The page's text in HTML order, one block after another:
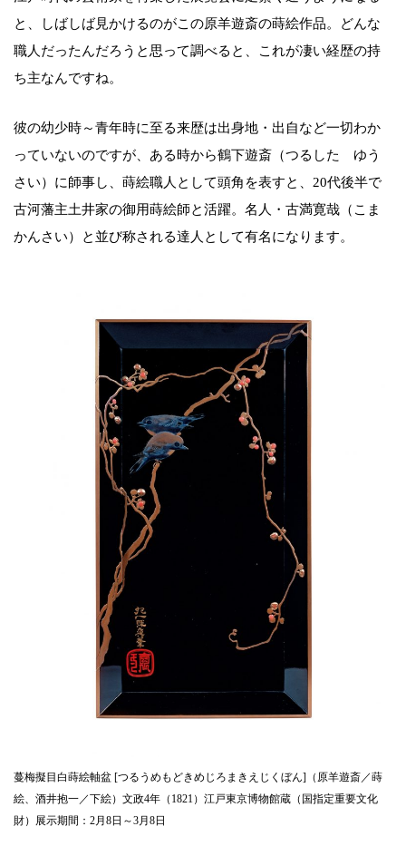
と、しばしば見かけるのがこの原羊遊斎の蒔絵作品。どんな
職人だったんだろうと思って調べると、これが凄い経歴の持
ち主なんですね。
彼の幼少時～青年時に至る来歴は出身地・出自など一切わか
っていないのですが、ある時から鶴下遊斎（つるした ゆう
さい）に師事し、蒔絵職人として頭角を表すと、20代後半で
古河藩主土井家の御用蒔絵師と活躍。名人・古満寛哉（こま
かんさい）と並び称される達人として有名になります。
蔓梅擬目白蒔絵軸盆 [つるうめもどきめじろまきえじくぼん]（原羊遊斎／蒔
絵、酒井抱一／下絵）文政4年（1821）江戸東京博物館蔵（国指定重要文化
財）展示期間：2月8日～3月8日